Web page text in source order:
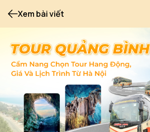
Xem bài viết